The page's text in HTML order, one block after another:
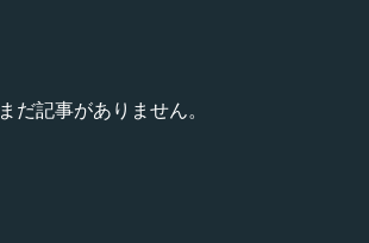
まだ記事がありません。